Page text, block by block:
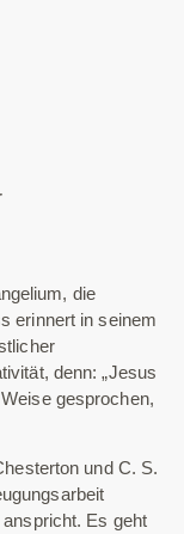
die
erinnert in seinem
denn: „Jesus
gesprochen,
und C. S.
Es geht